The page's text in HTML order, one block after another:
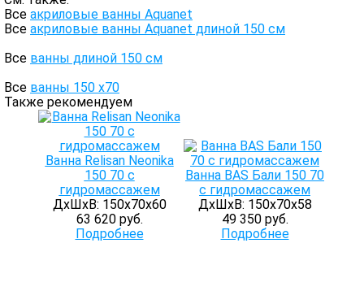
Все акриловые ванны Aquanet
Все акриловые ванны Aquanet длиной 150 см
Все ванны длиной 150 см
Все ванны 150 х70
Также рекомендуем
Ванна Relisan Neonika
150 70 с
гидромассажем
ДхШхВ: 150х70х60
63 620 руб.
Подробнее
Ванна BAS Бали 150 70
с гидромассажем
ДхШхВ: 150х70х58
49 350 руб.
Подробнее